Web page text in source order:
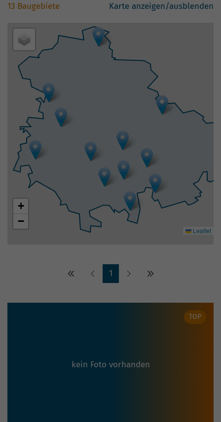
13 Baugebiete Karte anzeigen/ausblenden
+
−
Leaflet
1
kein Foto vorhanden
TOP